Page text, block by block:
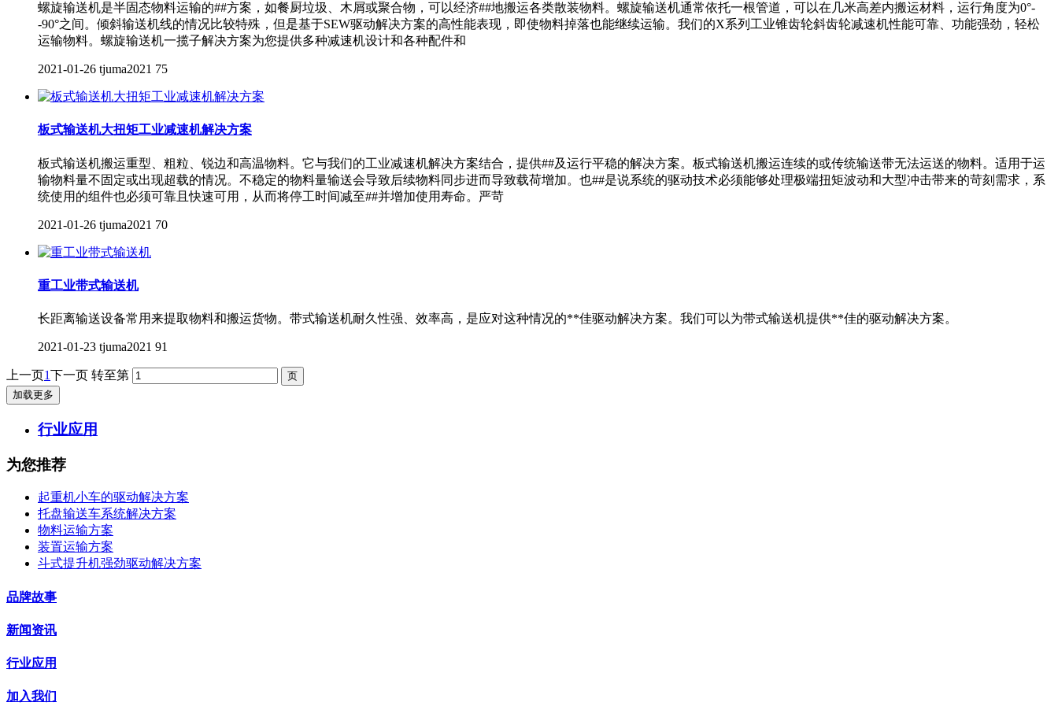
螺旋输送机是半固态物料运输的##方案，如餐厨垃圾、木屑或聚合物，可以经济##地搬运各类散装物料。螺旋输送机通常依托一根管道，可以在几米高差内搬运材料，运行角度为0°-
-90°之间。倾斜输送机线的情况比较特殊，但是基于SEW驱动解决方案的高性能表现，即使物料掉落也能继续运输。我们的X系列工业锥齿轮斜齿轮减速机性能可靠、功能强劲，轻松
运输物料。螺旋输送机一揽子解决方案为您提供多种减速机设计和各种配件和
2021-01-26 tjuma2021 75
板式输送机大扭矩工业减速机解决方案
板式输送机搬运重型、粗粒、锐边和高温物料。它与我们的工业减速机解决方案结合，提供##及运行平稳的解决方案。板式输送机搬运连续的或传统输送带无法运送的物料。适用于运
输物料量不固定或出现超载的情况。不稳定的物料量输送会导致后续物料同步进而导致载荷增加。也##是说系统的驱动技术必须能够处理极端扭矩波动和大型冲击带来的苛刻需求，系
统使用的组件也必须可靠且快速可用，从而将停工时间减至##并增加使用寿命。严苛
2021-01-26 tjuma2021 70
重工业带式输送机
长距离输送设备常用来提取物料和搬运货物。带式输送机耐久性强、效率高，是应对这种情况的**佳驱动解决方案。我们可以为带式输送机提供**佳的驱动解决方案。
2021-01-23 tjuma2021 91
上一页1下一页 转至第
加载更多
行业应用
为您推荐
起重机小车的驱动解决方案
托盘输送车系统解决方案
物料运输方案
装置运输方案
斗式提升机强劲驱动解决方案
品牌故事
新闻资讯
行业应用
加入我们